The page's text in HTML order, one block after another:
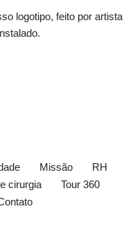
logotipo, feito por artista
Missão
RH
cirurgia
Tour 360